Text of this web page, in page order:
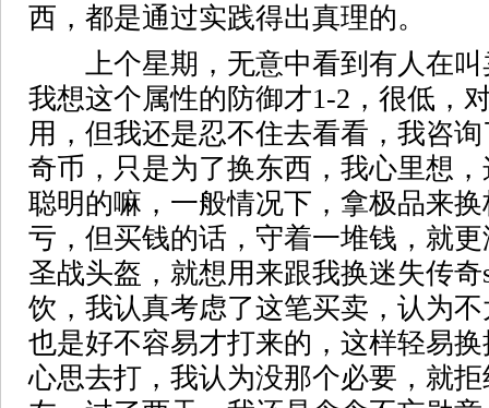
西，都是通过实践得出真理的。
上个星期，无意中看到有人在叫
我想这个属性的防御才1-2，很低，
用，但我还是忍不住去看看，我咨
奇币，只是为了换东西，我心里想
聪明的嘛，一般情况下，拿极品来
亏，但买钱的话，守着一堆钱，就
圣战头盔，就想用来跟我换迷失传
饮，我认真考虑了这笔买卖，认为
也是好不容易才打来的，这样轻易
心思去打，我认为没那个必要，就